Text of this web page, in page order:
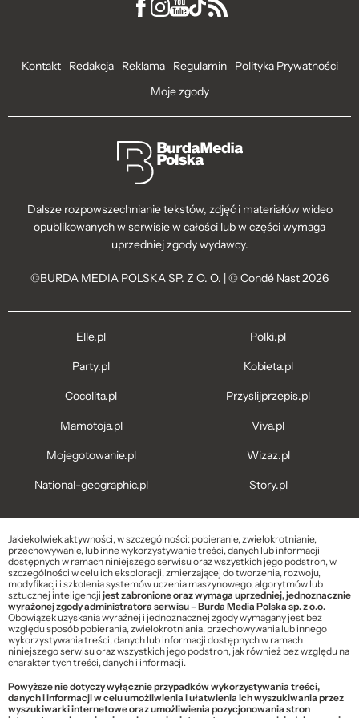
Kontakt Redakcja Reklama Regulamin
Polityka Prywatności
Moje zgody
Dalsze rozpowszechnianie tekstów, zdjęć i materiałów wideo
opublikowanych w serwisie w całości lub w części wymaga
uprzedniej zgody wydawcy.
©BURDA MEDIA POLSKA SP. Z O. O. | © Condé Nast 2026
Elle.pl
Party.pl
Cocolita.pl
Mamotoja.pl
Mojegotowanie.pl
National-geographic.pl
Polki.pl
Kobieta.pl
Przyslijprzepis.pl
Viva.pl
Wizaz.pl
Story.pl
Jakiekolwiek aktywności, w szczególności: pobieranie, zwielokrotnianie,
przechowywanie, lub inne wykorzystywanie treści, danych lub informacji
dostępnych w ramach niniejszego serwisu oraz wszystkich jego podstron, w
szczególności w celu ich eksploracji, zmierzającej do tworzenia, rozwoju,
modyfikacji i szkolenia systemów uczenia maszynowego, algorytmów lub
sztucznej inteligencjijest zabronione oraz wymaga uprzedniej, jednoznacznie
wyrażonej zgody administratora serwisu – Burda Media Polska sp. z o.o.
Obowiązek uzyskania wyraźnej i jednoznacznej zgody wymagany jest bez
względu sposób pobierania, zwielokrotniania, przechowywania lub innego
wykorzystywania treści, danych lub informacji dostępnych w ramach
niniejszego serwisu oraz wszystkich jego podstron, jak również bez względu na
charakter tych treści, danych i informacji.
Powyższe nie dotyczy wyłącznie przypadków wykorzystywania treści,
danych i informacji w celu umożliwienia i ułatwienia ich wyszukiwania przez
wyszukiwarki internetowe oraz umożliwienia pozycjonowania stron